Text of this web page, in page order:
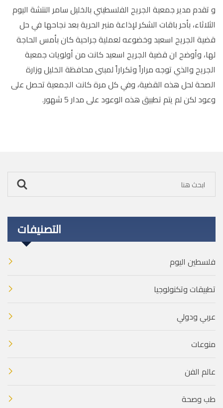
و تقدم مدير جمعية الجريح الفلسطيني بالخليل سامر النتشة اليوم
الثلاثاء، بأحر باقات الشكر لإذاعة منبر الحرية بعد نجاحها في حل
قضية الجريح اسعيد وخضوعه لعملية جراحية كان بأمس الحاجة
لها، وأوضح ان قضية الجريح اسعيد كانت من أولويات جمعية
الجريح والذي توجه مراراً وتكراراً لمبنى محافظة الخليل وزارة
الصحة لحل هذه القضية، وفي كل مرة كانت الجمعية تحصل على
وعود لكن لم يتم تطبيق هذه الوعود على مدار 5 شهور.
التصنيفات
فلسطين اليوم
تطبيقات وتكنولوجيا
عربي ودولي
منوعات
عالم الفن
طب وصحة